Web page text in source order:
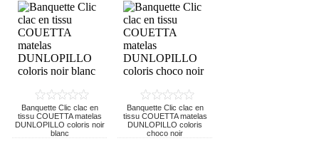
Banquette Clic clac en
tissu COUETTA matelas
DUNLOPILLO coloris noir
blanc
Banquette Clic clac en
tissu COUETTA matelas
DUNLOPILLO coloris
choco noir